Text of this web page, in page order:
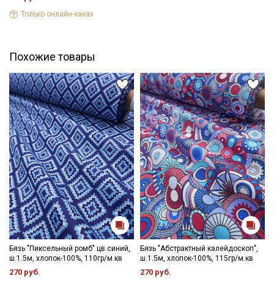
Только онлайн-заказ
Похожие товары
Бязь "Пиксельный ромб" цв.синий,
ш.1.5м, хлопок-100%, 110гр/м.кв
270 руб.
Бязь "Абстрактный калейдоскоп",
ш.1.5м, хлопок-100%, 115гр/м.кв
270 руб.